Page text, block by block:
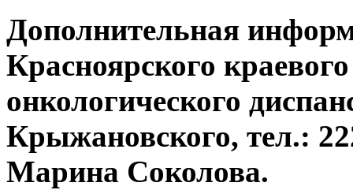
Дополнительная
Красноярского
онкологического
Крыжановского, тел.:
Марина Соколова.